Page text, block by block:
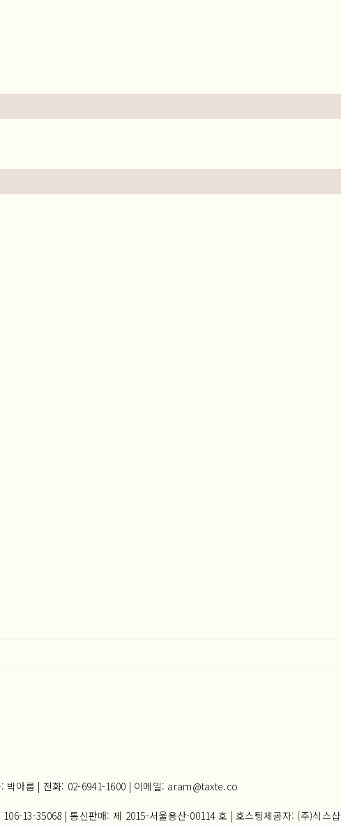
박아름 | 전화: 02-6941-1600 | 이메일: aram@taxte.co
106-13-35068 | 통신판매: 제 2015-서울용산-00114 호 | 호스팅제공자: (주)식스샵